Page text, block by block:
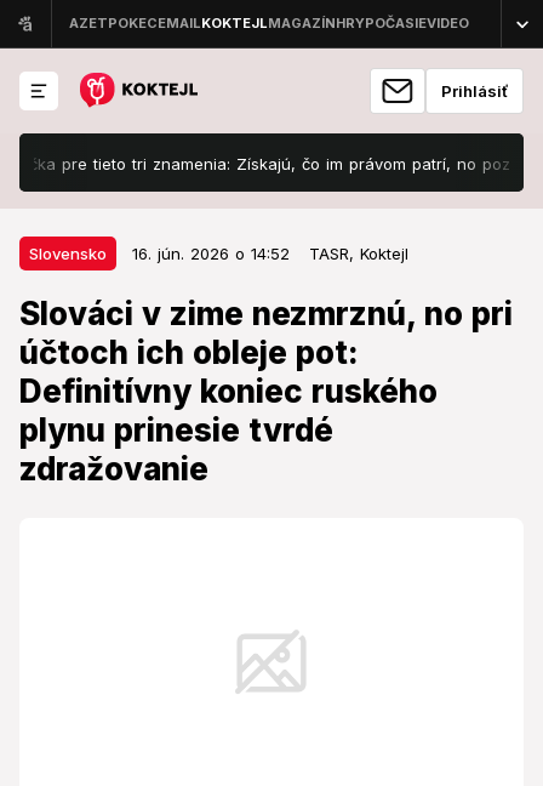
Prihlásiť
tieto tri znamenia: Získajú, čo im právom patrí, no pozor na TÚTO
Slovensko 16. jún. 2026 o 14:52 TASR, Koktejl
Slováci v zime nezmrznú, no pri
účtoch ich obleje pot:
Definitívny koniec ruského
plynu prinesie tvrdé
zdražovanie
Slovensko 16. jún. 2026 o 14:52
Slováci v zime nezmrznú, no pri
účtoch ich obleje pot: Definitívny
koniec ruského plynu prinesie
tvrdé zdražovanie
Koniec ruského plynu sa blíži.